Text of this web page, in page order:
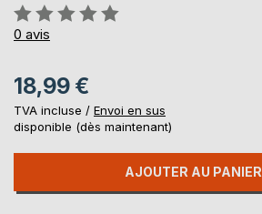
Évaluation:
0%
0 avis
18,99 €
TVA incluse / Envoi en sus
disponible (dès maintenant)
AJOUTER AU PANIER